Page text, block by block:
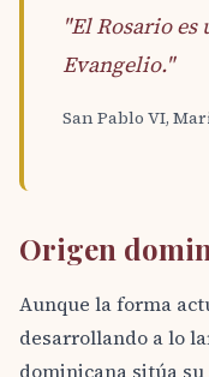
"El Rosario
Evangelio."
San Pablo VI,
Origen
Aunque la forma
desarrollando a lo
dominicana sitúa